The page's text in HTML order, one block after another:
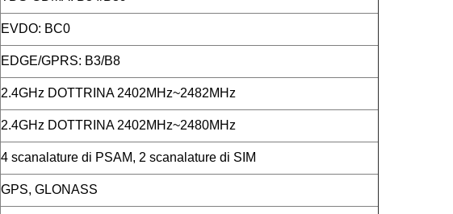
EVDO: BC0
EDGE/GPRS: B3/B8
2.4GHz DOTTRINA 2402MHz~2482MHz
2.4GHz DOTTRINA 2402MHz~2480MHz
4 scanalature di PSAM, 2 scanalature di SIM
GPS, GLONASS